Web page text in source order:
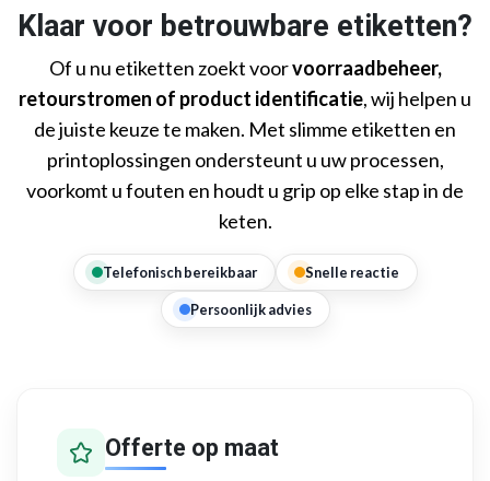
Klaar voor betrouwbare etiketten?
Of u nu etiketten zoekt voorvoorraadbeheer,
retourstromen of product identificatie, wij helpen u
de juiste keuze te maken. Met slimme etiketten en
printoplossingen ondersteunt u uw processen,
voorkomt u fouten en houdt u grip op elke stap in de
keten.
Telefonisch bereikbaar Snelle reactie
Persoonlijk advies
Offerte op maat